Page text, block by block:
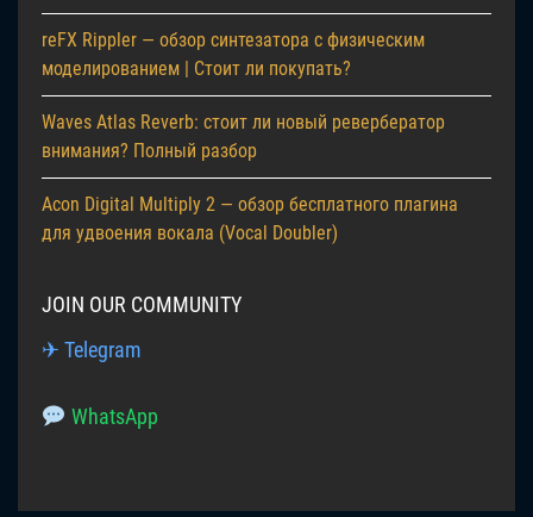
reFX Rippler — обзор синтезатора с физическим
моделированием | Стоит ли покупать?
Waves Atlas Reverb: стоит ли новый ревербератор
внимания? Полный разбор
Acon Digital Multiply 2 — обзор бесплатного плагина
для удвоения вокала (Vocal Doubler)
JOIN OUR COMMUNITY
✈ Telegram
WhatsApp